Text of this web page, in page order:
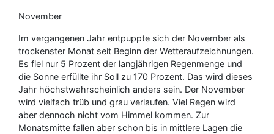
November
Im vergangenen Jahr entpuppte sich der November als
trockenster Monat seit Beginn der Wetteraufzeichnungen.
Es fiel nur 5 Prozent der langjährigen Regenmenge und
die Sonne erfüllte ihr Soll zu 170 Prozent. Das wird dieses
Jahr höchstwahrscheinlich anders sein. Der November
wird vielfach trüb und grau verlaufen. Viel Regen wird
aber dennoch nicht vom Himmel kommen. Zur
Monatsmitte fallen aber schon bis in mittlere Lagen die